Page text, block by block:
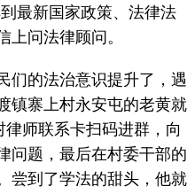
最新国家政策、法律法
上问法律顾问。
的法治意识提升了，遇
镇寨上村永安屯的老黄就
律师联系卡扫码进群，向
问题，最后在村委干部的
尝到了学法的甜头，他就